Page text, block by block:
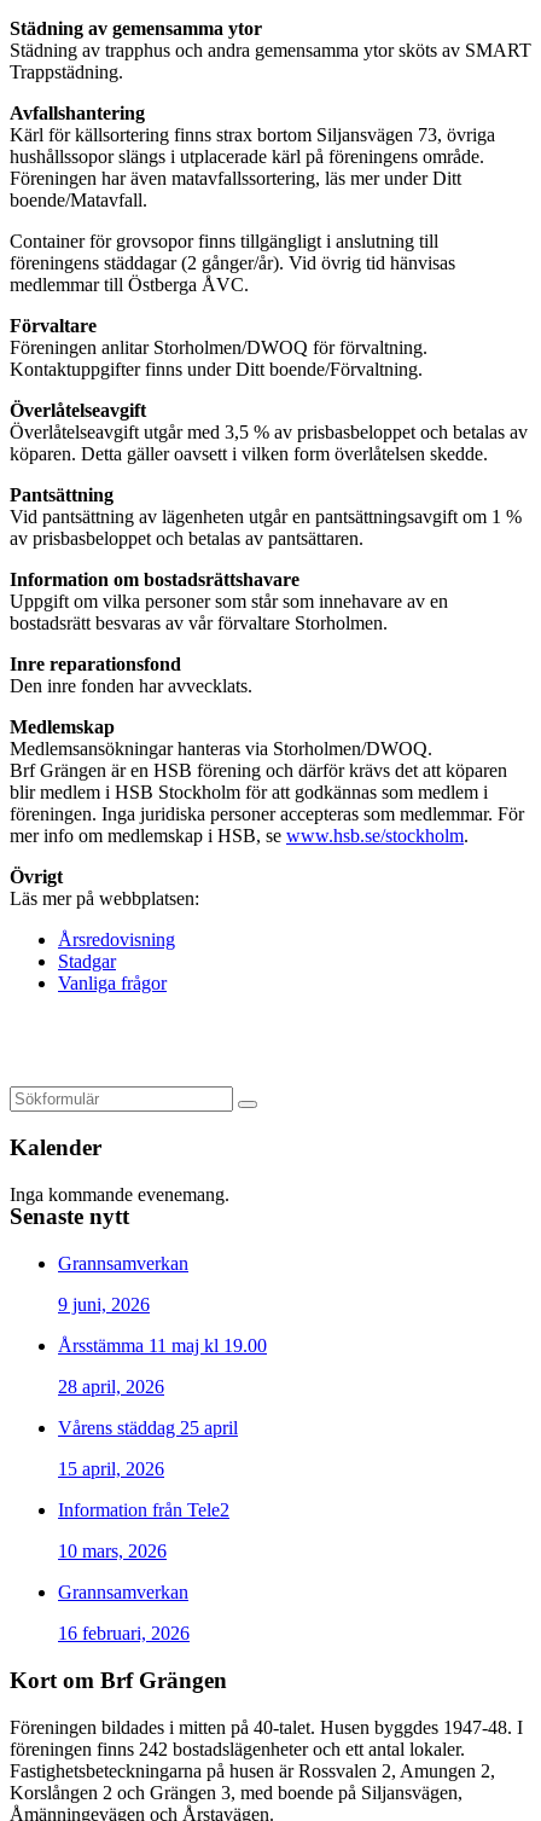
Städning av gemensamma ytor
Städning av trapphus och andra gemensamma ytor sköts av SMART
Trappstädning.
Avfallshantering
Kärl för källsortering finns strax bortom Siljansvägen 73, övriga
hushållssopor slängs i utplacerade kärl på föreningens område.
Föreningen har även matavfallssortering, läs mer under Ditt
boende/Matavfall.
Container för grovsopor finns tillgängligt i anslutning till
föreningens städdagar (2 gånger/år). Vid övrig tid hänvisas
medlemmar till Östberga ÅVC.
Förvaltare
Föreningen anlitar Storholmen/DWOQ för förvaltning.
Kontaktuppgifter finns under Ditt boende/Förvaltning.
Överlåtelseavgift
Överlåtelseavgift utgår med 3,5 % av prisbasbeloppet och betalas av
köparen. Detta gäller oavsett i vilken form överlåtelsen skedde.
Pantsättning
Vid pantsättning av lägenheten utgår en pantsättningsavgift om 1 %
av prisbasbeloppet och betalas av pantsättaren.
Information om bostadsrättshavare
Uppgift om vilka personer som står som innehavare av en
bostadsrätt besvaras av vår förvaltare Storholmen.
Inre reparationsfond
Den inre fonden har avvecklats.
Medlemskap
Medlemsansökningar hanteras via Storholmen/DWOQ.
Brf Grängen är en HSB förening och därför krävs det att köparen
blir medlem i HSB Stockholm för att godkännas som medlem i
föreningen. Inga juridiska personer accepteras som medlemmar. För
mer info om medlemskap i HSB, se www.hsb.se/stockholm.
Övrigt
Läs mer på webbplatsen:
Årsredovisning
Stadgar
Vanliga frågor
Kalender
Inga kommande evenemang.
Senaste nytt
Grannsamverkan
9 juni, 2026
Årsstämma 11 maj kl 19.00
28 april, 2026
Vårens städdag 25 april
15 april, 2026
Information från Tele2
10 mars, 2026
Grannsamverkan
16 februari, 2026
Kort om Brf Grängen
Föreningen bildades i mitten på 40-talet. Husen byggdes 1947-48. I
föreningen finns 242 bostadslägenheter och ett antal lokaler.
Fastighetsbeteckningarna på husen är Rossvalen 2, Amungen 2,
Korslången 2 och Grängen 3, med boende på Siljansvägen,
Åmänningevägen och Årstavägen.